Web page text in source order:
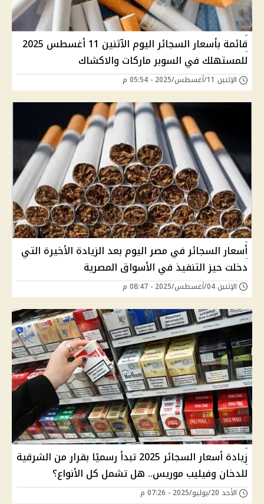
قائمة بأسعار السجائر اليوم الآثنين 11 أغسطس 2025
للمستهلك في السوبر ماركات والاكشاك
الإثنين 11/أغسطس/2025 - 05:54 م
أسعار السجائر في مصر اليوم بعد الزيادة الأخيرة التي
دخلت حيز التنفيذ في الأسواق المصرية
الإثنين 04/أغسطس/2025 - 08:47 م
زيادة أسعار السجائر 2025 تبدأ رسميًا بقرار من الشرقية
للدخان وفيليب موريس.. هل تشمل كل الأنواع؟
الأحد 20/يوليو/2025 - 07:26 م